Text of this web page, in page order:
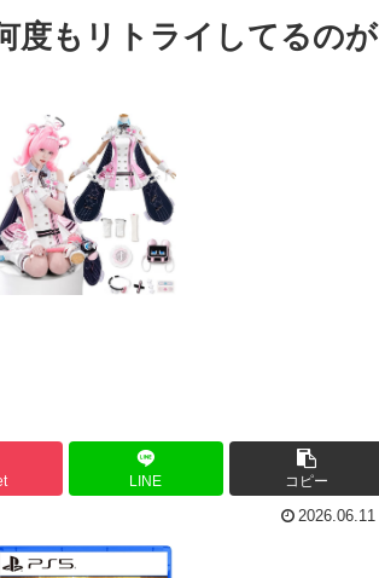
度もリトライしてるのが
LINE コピー
2026.06.11